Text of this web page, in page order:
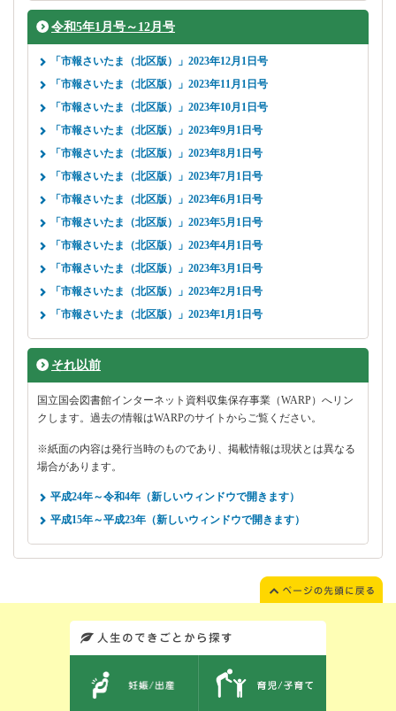
令和5年1月号～12月号
「市報さいたま（北区版）」2023年12月1日号
「市報さいたま（北区版）」2023年11月1日号
「市報さいたま（北区版）」2023年10月1日号
「市報さいたま（北区版）」2023年9月1日号
「市報さいたま（北区版）」2023年8月1日号
「市報さいたま（北区版）」2023年7月1日号
「市報さいたま（北区版）」2023年6月1日号
「市報さいたま（北区版）」2023年5月1日号
「市報さいたま（北区版）」2023年4月1日号
「市報さいたま（北区版）」2023年3月1日号
「市報さいたま（北区版）」2023年2月1日号
「市報さいたま（北区版）」2023年1月1日号
それ以前
国立国会図書館インターネット資料収集保存事業（WARP）へリン
クします。過去の情報はWARPのサイトからご覧ください。
※紙面の内容は発行当時のものであり、掲載情報は現状とは異なる
場合があります。
平成24年～令和4年（新しいウィンドウで開きます）
平成15年～平成23年（新しいウィンドウで開きます）